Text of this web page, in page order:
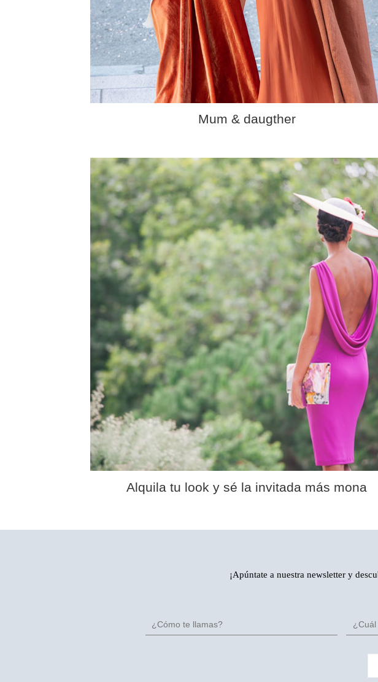
Mum & daugther
Alquila tu look y sé la invitada más mona
¡Apúntate a nuestra newsletter y